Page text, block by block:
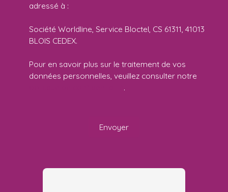
adressé à :
Société Worldline, Service Bloctel, CS 61311, 41013
BLOIS CEDEX.
Pour en savoir plus sur le traitement de vos
données personnelles, veuillez consulter notre
.
Envoyer